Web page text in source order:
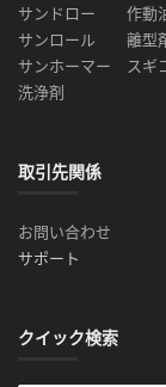
サンドロー
作動
サンロール
離型
サンホーマー
スギ
洗浄剤
取引先関係
お問い合わせ
サポート
クイック検索